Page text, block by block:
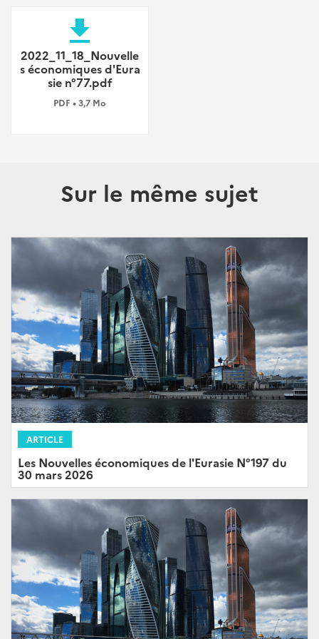
file_download
2022_11_18_Nouvelle
s économiques d'Eura
sie n°77.pdf
PDF • 3,7 Mo
Sur le même sujet
ARTICLE
Les Nouvelles économiques de l'Eurasie N°197 du
30 mars 2026